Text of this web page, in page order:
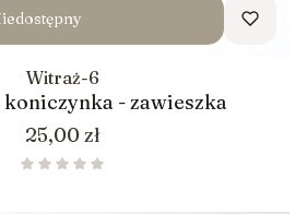
Witraż-6
- zawieszka
Cena
25,00 zł